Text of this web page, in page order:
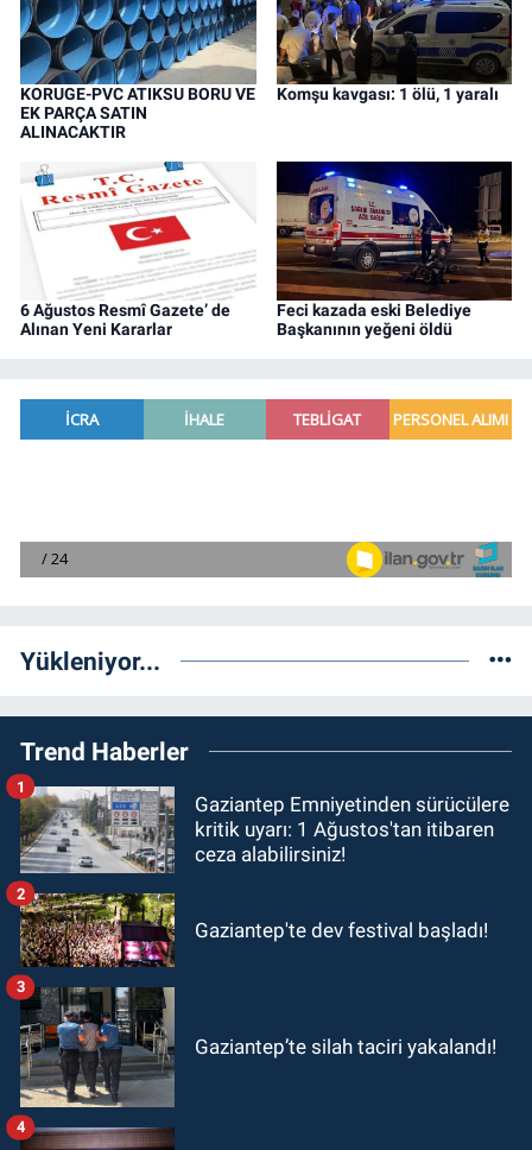
KORUGE-PVC ATIKSU BORU VE
EK PARÇA SATIN
ALINACAKTIR
Komşu kavgası: 1 ölü, 1 yaralı
6 Ağustos Resmî Gazete’ de
Alınan Yeni Kararlar
Feci kazada eski Belediye
Başkanının yeğeni öldü
Yükleniyor...
Trend Haberler
Gaziantep Emniyetinden sürücülere
kritik uyarı: 1 Ağustos'tan itibaren
ceza alabilirsiniz!
1
Gaziantep'te dev festival başladı!
2
Gaziantep’te silah taciri yakalandı!
3
4